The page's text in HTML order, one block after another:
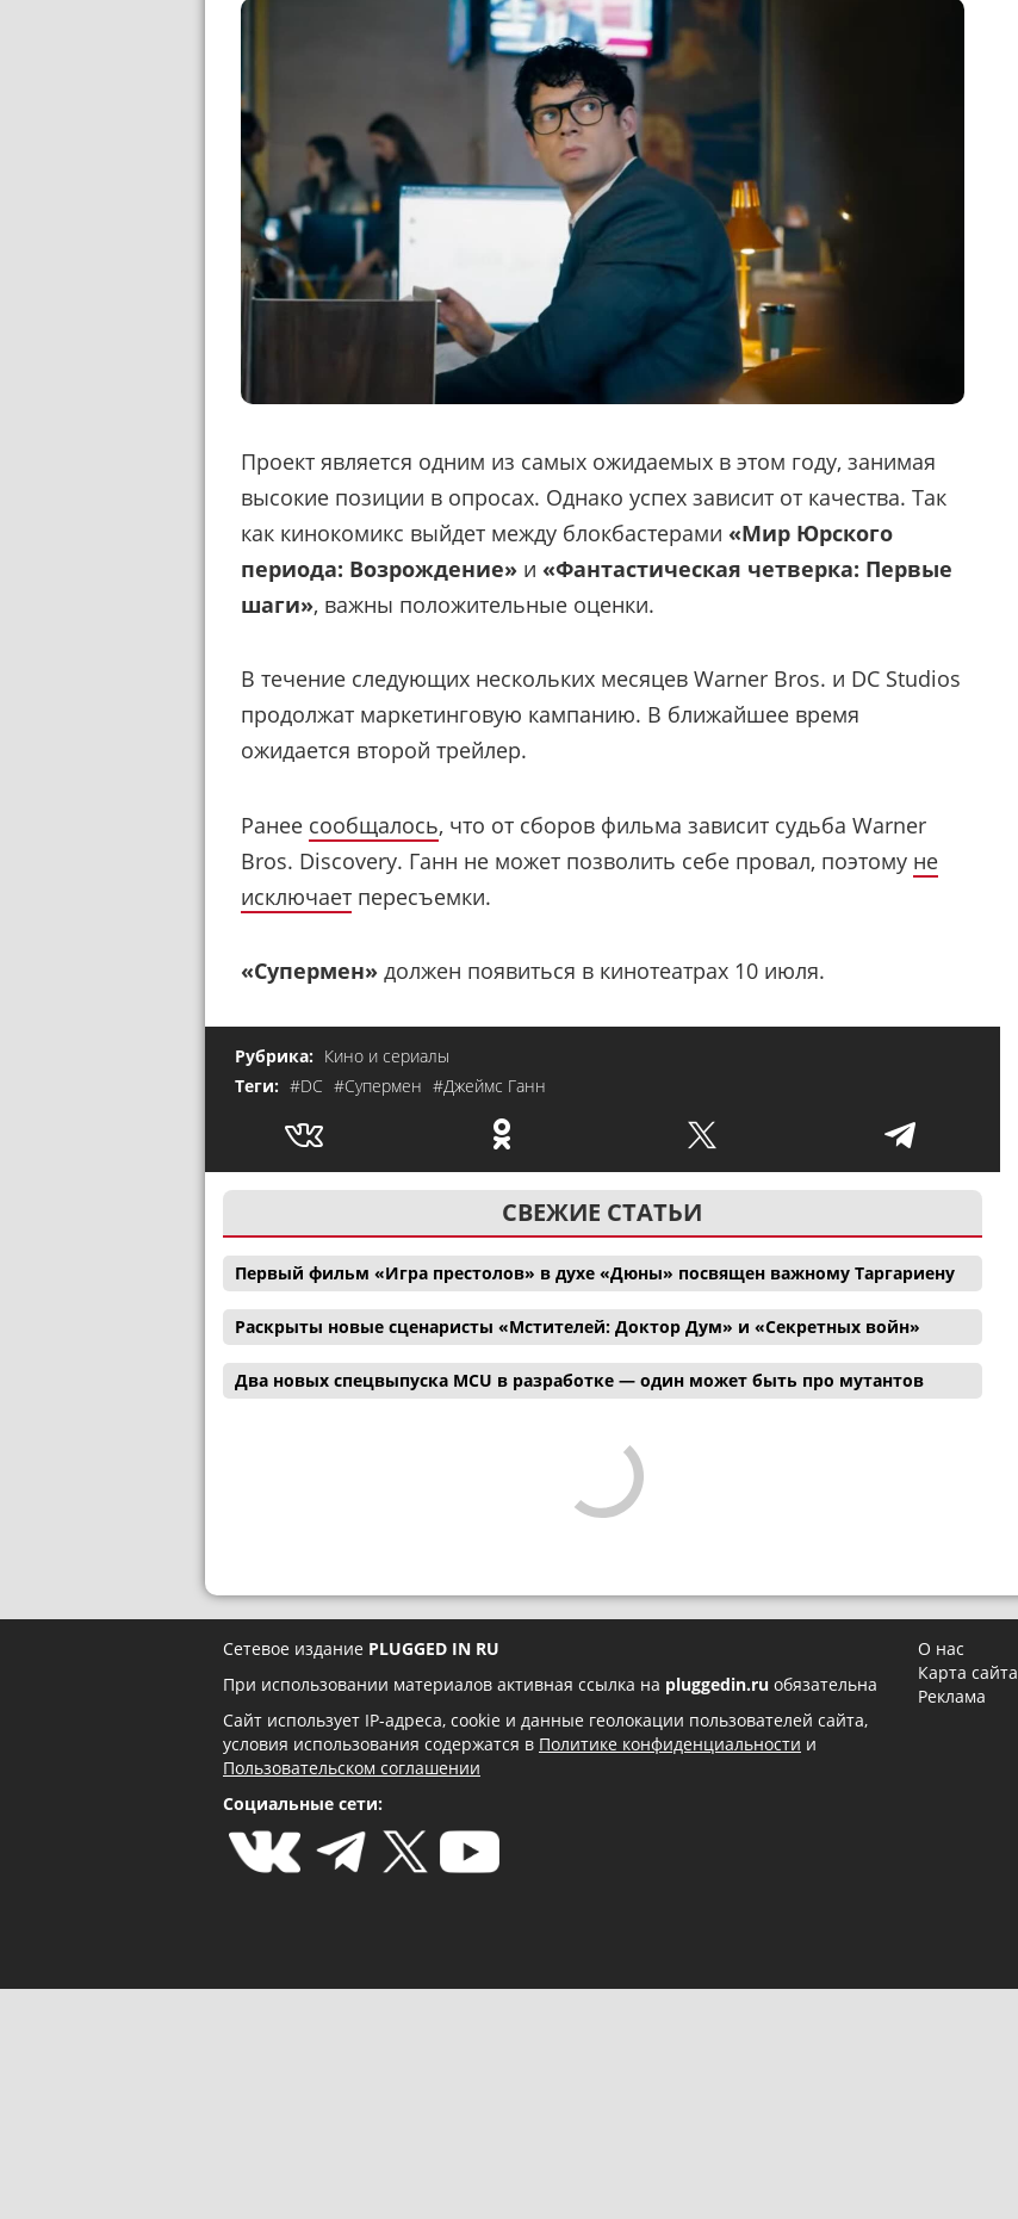
Проект является одним из самых ожидаемых в этом году, занимая
высокие позиции в опросах. Однако успех зависит от качества. Так
как кинокомикс выйдет между блокбастерами «Мир Юрского
периода: Возрождение» и «Фантастическая четверка: Первые
шаги», важны положительные оценки.
В течение следующих нескольких месяцев Warner Bros. и DC Studios
продолжат маркетинговую кампанию. В ближайшее время
ожидается второй трейлер.
Ранее сообщалось, что от сборов фильма зависит судьба Warner
Bros. Discovery. Ганн не может позволить себе провал, поэтому не
исключает пересъемки.
«Супермен» должен появиться в кинотеатрах 10 июля.
Рубрика: Кино и сериалы
Теги: #DC #Супермен #Джеймс Ганн
СВЕЖИЕ СТАТЬИ
Первый фильм «Игра престолов» в духе «Дюны» посвящен важному Таргариену
Раскрыты новые сценаристы «Мстителей: Доктор Дум» и «Секретных войн»
Два новых спецвыпуска MCU в разработке — один может быть про мутантов
Сетевое издание PLUGGED IN RU
При использовании материалов активная ссылка на pluggedin.ru обязательна
Сайт использует IP-адреса, cookie и данные геолокации пользователей сайта,
условия использования содержатся в Политике конфиденциальности и
Пользовательском соглашении
Социальные сети:
О нас
Карта сайта
Реклама